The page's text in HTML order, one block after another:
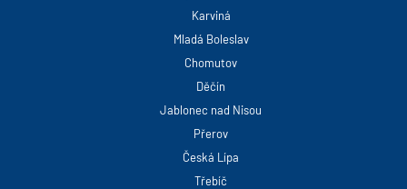
Karviná
Mladá Boleslav
Chomutov
Děčín
Jablonec nad Nisou
Přerov
Česká Lípa
Třebíč